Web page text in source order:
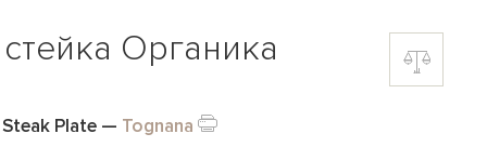
Органика
Plate — Tognana